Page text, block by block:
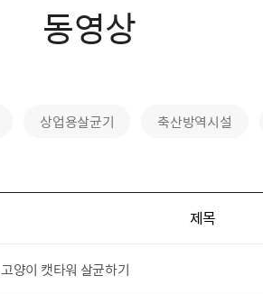
동영상
상업용살균기 축산방역시설
제목
고양이 캣타워 살균하기